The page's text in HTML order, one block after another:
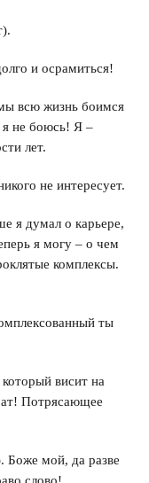
и осрамиться!
всю жизнь боимся
я не боюсь! Я –
лет.
не интересует.
я думал о карьере,
я могу – о чем
комплексы.
ты
висит на
Потрясающее
Боже мой, да разве